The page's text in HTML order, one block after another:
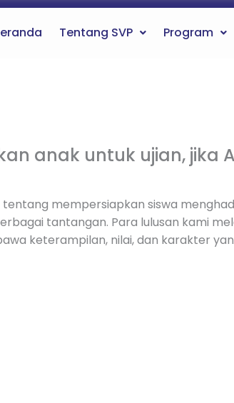
Tentang SVP Program
anak untuk ujian, jika
tentang mempersiapkan siswa
tantangan. Para lulusan kami
keterampilan, nilai, dan karakter